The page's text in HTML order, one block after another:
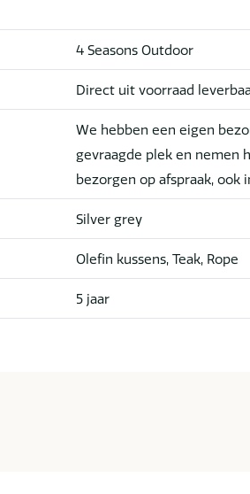
4 Seasons Outdoor
Direct uit voorraad
We hebben een eigen
gevraagde plek en nemen
bezorgen op afspraak, ook
Silver grey
Olefin kussens, Teak, Rope
5 jaar